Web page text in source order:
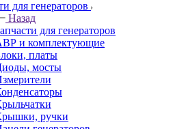
для генераторов
Назад
для генераторов
и комплектующие
платы
мосты
ручки